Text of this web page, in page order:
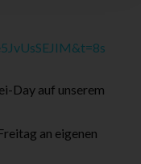
Day auf unserem
an eigenen